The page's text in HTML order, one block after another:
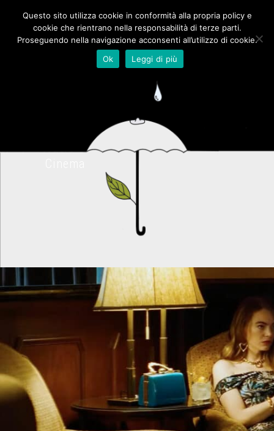
Questo sito utilizza cookie in conformità alla propria policy e
cookie che rientrano nella responsabilità di terze parti.
Proseguendo nella navigazione acconsenti all’utilizzo di cookie.
Ok
Leggi di più